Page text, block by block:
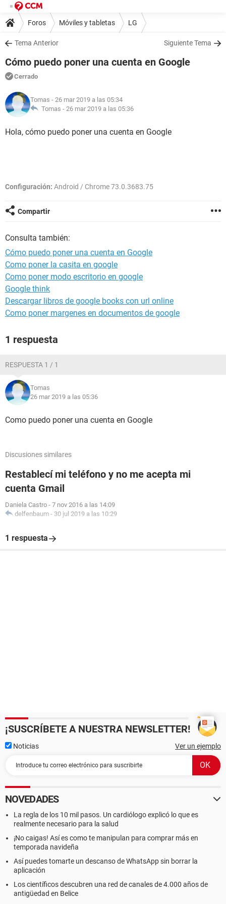
Foros Móviles y tabletas LG
Tema Anterior Siguiente Tema
Cómo puedo poner una cuenta en Google
Cerrado
Tomas - 26 mar 2019 a las 05:34
Tomas - 26 mar 2019 a las 05:36
Hola, cómo puedo poner una cuenta en Google
Configuración: Android / Chrome 73.0.3683.75
Compartir
Consulta también:
Cómo puedo poner una cuenta en Google
Como poner la casita en google
Como poner modo escritorio en google
Google think
Descargar libros de google books con url online
Como poner margenes en documentos de google
1 respuesta
RESPUESTA 1 / 1
Tomas
26 mar 2019 a las 05:36
Como puedo poner una cuenta en Google
Discusiones similares
Restablecí mi teléfono y no me acepta mi
cuenta Gmail
Daniela Castro - 7 nov 2016 a las 14:09
delfenbaum - 30 jul 2019 a las 10:29
1 respuesta
¡SUSCRÍBETE A NUESTRA NEWSLETTER!
Noticias Ver un ejemplo
NOVEDADES
La regla de los 10 mil pasos. Un cardiólogo explicó lo que es
realmente necesario para la salud
¡No caigas! Así es como te manipulan para comprar más en
temporada navideña
Así puedes tomarte un descanso de WhatsApp sin borrar la
aplicación
Los científicos descubren una red de canales de 4.000 años de
antigüedad en Belice